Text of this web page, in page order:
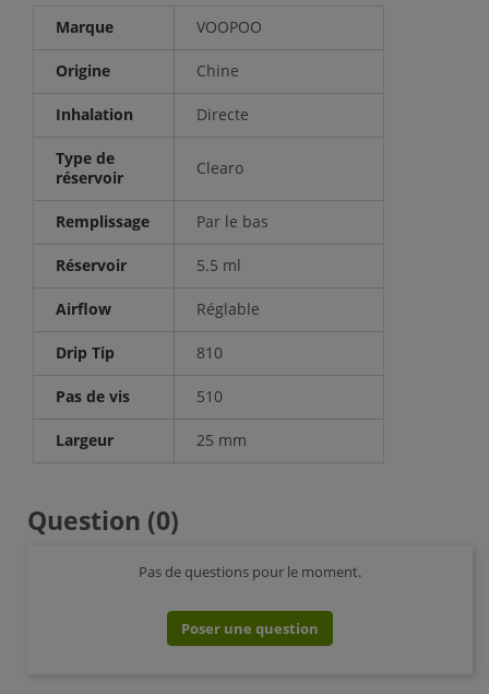
Marque VOOPOO
Origine Chine
Inhalation Directe
Type de
réservoir
Clearo
Remplissage Par le bas
Réservoir 5.5 ml
Airflow Réglable
Drip Tip 810
Pas de vis 510
Largeur 25 mm
Question (0)
Pas de questions pour le moment.
Poser une question